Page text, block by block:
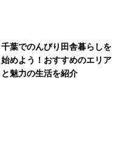
千葉でのんびり田舎暮らしを
始めよう！おすすめのエリア
と魅力の生活を紹介